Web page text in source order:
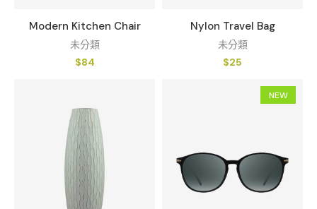
Modern Kitchen Chair
未分類
$84
Nylon Travel Bag
未分類
$25
NEW